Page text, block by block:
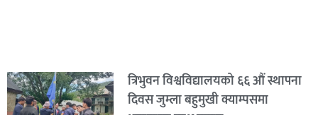
त्रिभुवन विश्वविद्यालयको ६६ औं स्थापना
दिवस जुम्ला बहुमुखी क्याम्पसमा